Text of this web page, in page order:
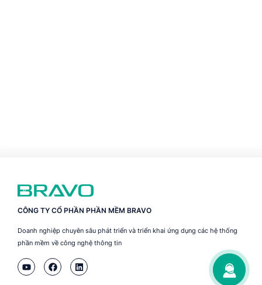
CÔNG TY CỔ PHẦN PHẦN MỀM BRAVO
Doanh nghiệp chuyên sâu phát triển và triển khai ứng dụng các hệ thống
phần mềm về công nghệ thông tin